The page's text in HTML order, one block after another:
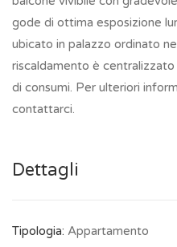
gode di ottima esposizione
ubicato in palazzo ordinato
riscaldamento è
di consumi. Per ulteriori
contattarci.
Dettagli
Tipologia: Appartamento